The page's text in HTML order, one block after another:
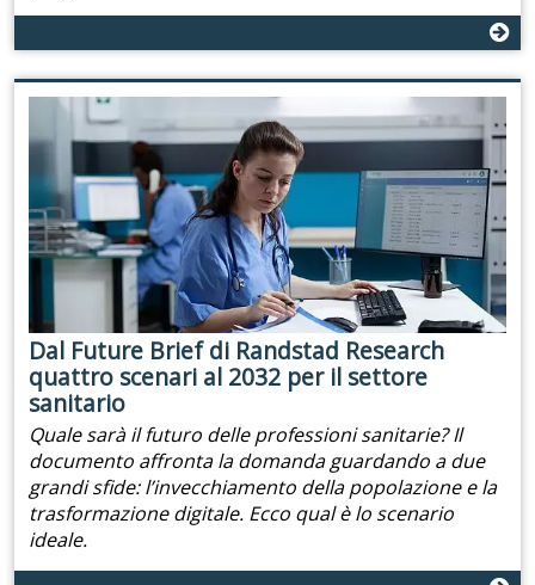
Dal Future Brief di Randstad Research
quattro scenari al 2032 per il settore
sanitario
Quale sarà il futuro delle professioni sanitarie? Il
documento affronta la domanda guardando a due
grandi sfide: l’invecchiamento della popolazione e la
trasformazione digitale. Ecco qual è lo scenario
ideale.